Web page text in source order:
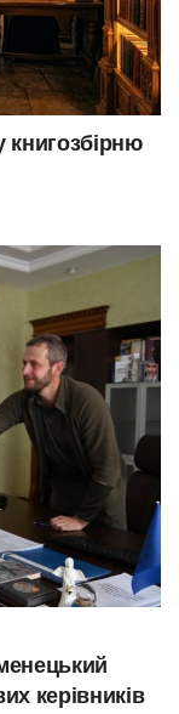
книгозбірню
керівників